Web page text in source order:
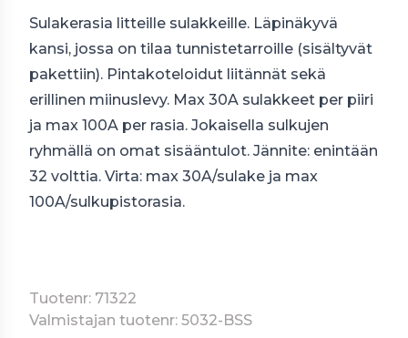
Sulakerasia litteille sulakkeille. Läpinäkyvä
kansi, jossa on tilaa tunnistetarroille (sisältyvät
pakettiin). Pintakoteloidut liitännät sekä
erillinen miinuslevy. Max 30A sulakkeet per piiri
ja max 100A per rasia. Jokaisella sulkujen
ryhmällä on omat sisääntulot. Jännite: enintään
32 volttia. Virta: max 30A/sulake ja max
100A/sulkupistorasia.
Tuotenr: 71322
Valmistajan tuotenr: 5032-BSS